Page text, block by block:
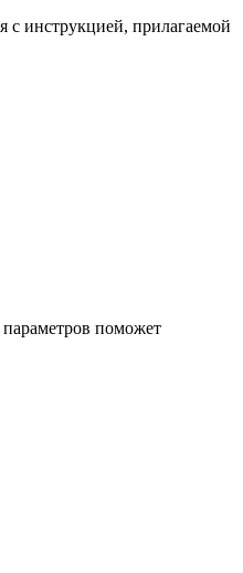
с инструкцией, прилагаемой
поможет